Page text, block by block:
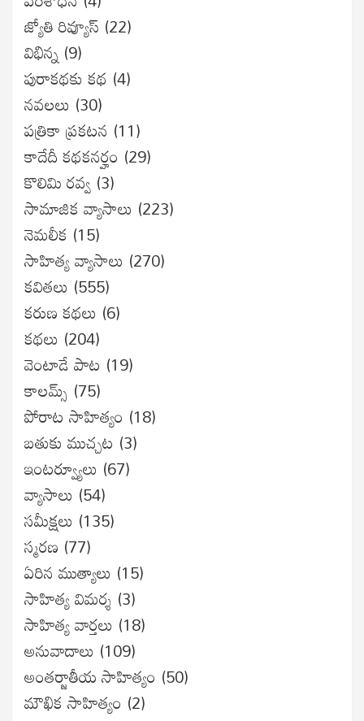
జ్యోతి రివ్యూస్ (22)
విభిన్న (9)
పురాకథకు కథ (4)
నవలలు (30)
పత్రికా ప్రకటన (11)
కాదేదీ కథకనర్హం (29)
కొలిమి రవ్వ (3)
సామాజిక వ్యాసాలు (223)
నెమలీక (15)
సాహిత్య వ్యాసాలు (270)
కవితలు (555)
కరుణ కథలు (6)
కథలు (204)
వెంటాడే పాట (19)
కాలమ్స్ (75)
పోరాట సాహిత్యం (18)
బతుకు ముచ్చట (3)
ఇంటర్వ్యూలు (67)
వ్యాసాలు (54)
సమీక్షలు (135)
స్మరణ (77)
ఏరిన ముత్యాలు (15)
సాహిత్య విమర్శ (3)
సాహిత్య వార్తలు (18)
అనువాదాలు (109)
అంతర్జాతీయ సాహిత్యం (50)
మౌఖిక సాహిత్యం (2)